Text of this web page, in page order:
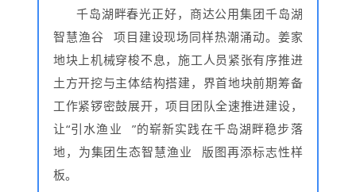
千岛湖畔春光正好，商达公用集团千岛湖
智慧渔谷
项目建设现场同样热潮涌动。姜家
地块上机械穿梭不息，施工人员紧张有序推进
土方开挖与主体结构搭建，界首地块前期筹备
工作紧锣密鼓展开，项目团队全速推进建设，
让“引水渔业
”的崭新实践在千岛湖畔稳步落
地，为集团生态智慧渔业
版图再添标志性样
板。